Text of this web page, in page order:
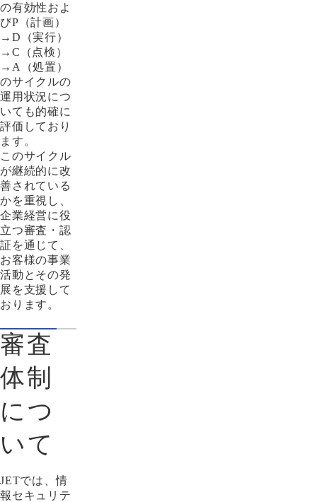
の有効性およ
びP（計画）
→D（実行）
→C（点検）
→A（処置）
のサイクルの
運用状況につ
いても的確に
評価しており
ます。
このサイクル
が継続的に改
善されている
かを重視し、
企業経営に役
立つ審査・認
証を通じて、
お客様の事業
活動とその発
展を支援して
おります。
審査
体制
につ
いて
JETでは、情
報セキュリテ